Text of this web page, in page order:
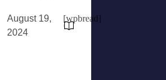
August 19,
2024
[wpbread]